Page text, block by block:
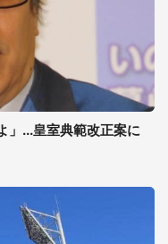
」...皇室典範改正案に